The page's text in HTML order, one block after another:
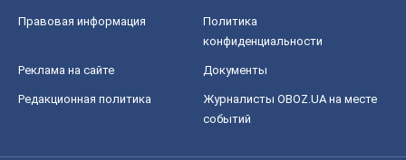
Правовая информация
Политика
конфиденциальности
Реклама на сайте Документы
Редакционная политика
Журналисты OBOZ.UA на месте
событий